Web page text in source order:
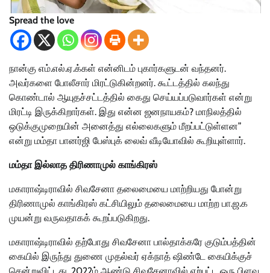
Spread the love
நான்கு எம்.எல்.ஏ.க்கள் என்னிடம் புகார்களுடன் வந்தனர்.
அவர்களை போலீசார் மிரட்டுகின்றனர். கூட்டத்தில் கலந்து
கொண்டால் ஆயுதச்சட்டத்தில் கைது செய்யப்படுவார்கள் என்று
மிரட்டி இருக்கிறார்கள். இது என்ன ஜனநாயகம்? மாநிலத்தில்
ஒடுக்குமுறையின் அனைத்து எல்லைகளும் மீறப்பட்டுள்ளன”
என்று மம்தா பானர்ஜி பேஸ்புக் லைவ் வீடியோவில் கூறியுள்ளார்.
மம்தா இல்லாத திரிணாமுல் காங்கிரஸ்
மகாராஷ்டிராவில் சிவசேனா தலைமையை மாற்றியது போன்று
திரிணாமுல் காங்கிரஸ் கட்சியிலும் தலைமையை மாற்ற பா.ஜ.க
முயன்று வருவதாகக் கூறப்படுகிறது.
மகாராஷ்டிராவில் தற்போது சிவசேனா பால்தாக்கரே குடும்பத்தின்
கையில் இருந்து துணை முதல்வர் ஏக்நாத் ஷிண்டே கையிக்குச்